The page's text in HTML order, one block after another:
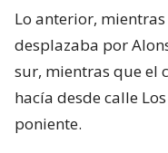
Lo anterior,
desplazaba por
sur, mientras que el
hacía desde calle
poniente.